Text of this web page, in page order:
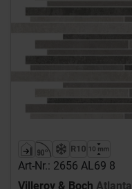
Art-Nr.: 2656 AL69 8
Villeroy & Boch Atlanta